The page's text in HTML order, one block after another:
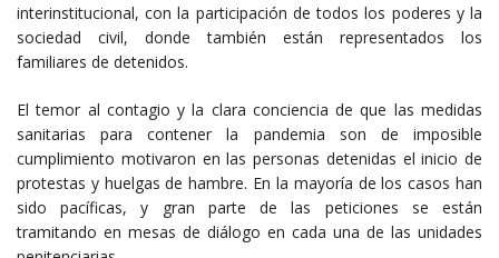
interinstitucional, con la participación de todos los poderes y la
sociedad civil, donde también están representados los
familiares de detenidos.
El temor al contagio y la clara conciencia de que las medidas
sanitarias para contener la pandemia son de imposible
cumplimiento motivaron en las personas detenidas el inicio de
protestas y huelgas de hambre. En la mayoría de los casos han
sido pacíficas, y gran parte de las peticiones se están
tramitando en mesas de diálogo en cada una de las unidades